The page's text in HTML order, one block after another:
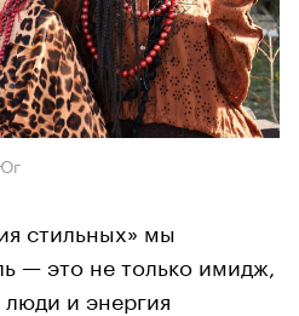
стильных» мы
— это не только имидж,
и энергия